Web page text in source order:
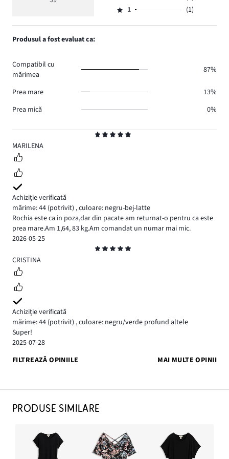
5
MARILENA
Achiziție verificată
mărime: 44 (potrivit) ,culoare: negru-bej-latte
Rochia este ca in poza,dar din pacate am returnat-o pentru ca este
prea mare.Am 1,64, 83 kg.Am comandat un numar mai mic.
2026-05-25
5
CRISTINA
Achiziție verificată
mărime: 44 (potrivit) ,culoare: negru/verde profund altele
Super!
2025-07-28
FILTREAZĂ OPINIILE
MAI MULTE OPINII
voturi
33.
de
5.
numărul
2,
Evaluare
1,
1 (1)
Produsul a fost evaluat ca:
Compatibil cu
mărimea
87%
Prea mare
13%
Prea mică
0%
PRODUSE SIMILARE